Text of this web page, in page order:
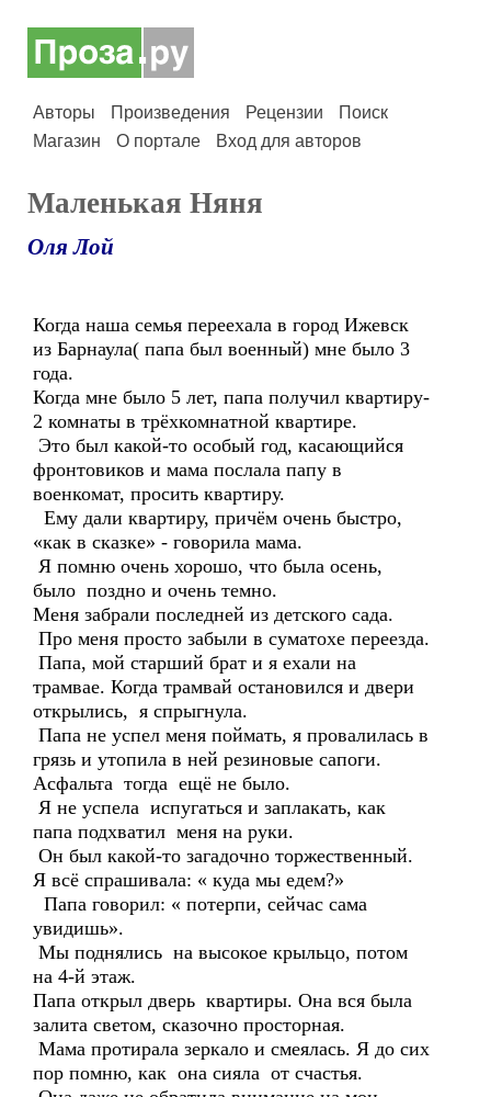
Авторы Произведения Рецензии
Поиск
Магазин
О портале Вход для авторов
Маленькая Няня
Оля Лой
Когда наша семья переехала в город Ижевск
из Барнаула( папа был военный) мне было 3
года.
Когда мне было 5 лет, папа получил квартиру-
2 комнаты в трёхкомнатной квартире.
Это был какой-то особый год, касающийся
фронтовиков и мама послала папу в
военкомат, просить квартиру.
Ему дали квартиру, причём очень быстро,
«как в сказке» - говорила мама.
Я помню очень хорошо, что была осень,
было поздно и очень темно.
Меня забрали последней из детского сада.
Про меня просто забыли в суматохе переезда.
Папа, мой старший брат и я ехали на
трамвае. Когда трамвай остановился и двери
открылись, я спрыгнула.
Папа не успел меня поймать, я провалилась в
грязь и утопила в ней резиновые сапоги.
Асфальта тогда ещё не было.
Я не успела испугаться и заплакать, как
папа подхватил меня на руки.
Он был какой-то загадочно торжественный.
Я всё спрашивала: « куда мы едем?»
Папа говорил: « потерпи, сейчас сама
увидишь».
Мы поднялись на высокое крыльцо, потом
на 4-й этаж.
Папа открыл дверь квартиры. Она вся была
залита светом, сказочно просторная.
Мама протирала зеркало и смеялась. Я до сих
пор помню, как она сияла от счастья.